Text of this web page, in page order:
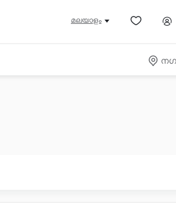
മലയാളം